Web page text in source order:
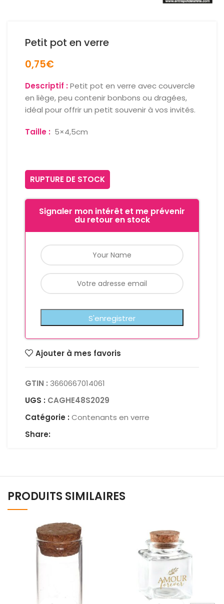
Petit pot en verre
0,75€
Descriptif :Petit pot en verre avec couvercle
en liège, peu contenir bonbons ou dragées,
idéal pour offrir un petit souvenir à vos invités.
Taille : 5×4,5cm
RUPTURE DE STOCK
Signaler mon intérêt et me prévenir
du retour en stock
Ajouter à mes favoris
GTIN : 3660667014061
UGS : CAGHE48S2029
Catégorie : Contenants en verre
Share:
PRODUITS SIMILAIRES